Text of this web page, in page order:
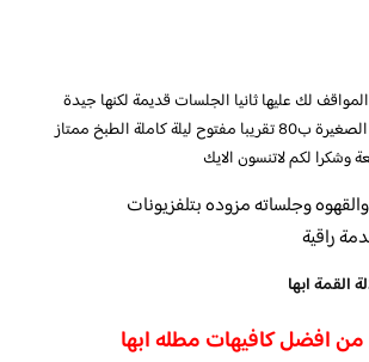
لك عليها ثانيا الجلسات قديمة لكنها جيدة
الاسعار حلوة الجلسة الصغيرة ب80 تقريبا مفتوح ليلة كاملة الطبخ ممتاز
وشكرا لكم لاتنسون الايك
وجلساته مزوده بتلفزيونات
راقية
القمة ابها
افضل كافيهات مطله ابها